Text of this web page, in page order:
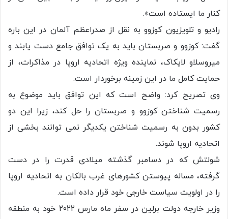
کنار ما ایستاده است».
رادیو و تلویزیون کوزوو به نقل از صدراعظم آلمان در این باره
گفت: کوزوو و صربستان باید به یک توافق جامع دست یابند و
میروسلاو لایکاک، نماینده ویژه اتحادیه اروپا در مذاکرات، از
حمایت کامل ما در این زمینه برخوردار است.
وی تصریح کرد: واضح است که این توافق باید موضوع به
رسمیت شناختن کوزوو و صربستان را حل کند، زیرا این دو
کشور بدون به رسمیت شناختن یکدیگر نمی توانند بخشی از
اتحادیه اروپا شوند.
شولتش که در دسامبر گذشته میلادی قدرت را در دست
گرفته، مساله پیوستن کشورهای غرب بالکان به اتحادیه اروپا
را در اولویت سیاست خارجی خود قرار داده است.
وزیر خارجه دولت برلین در سفر ماه مارس ۲۰۲۲ خود به منطقه